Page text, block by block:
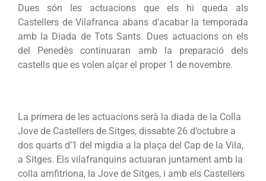
Dues són les actuacions que els hi queda als
Castellers de Vilafranca abans d’acabar la temporada
amb la Diada de Tots Sants. Dues actuacions on els
del Penedès continuaran amb la preparació dels
castells que es volen alçar el proper 1 de novembre.
La primera de les actuacions serà la diada de la Colla
Jove de Castellers de Sitges, dissabte 26 d’octubre a
dos quarts d’1 del migdia a la plaça del Cap de la Vila,
a Sitges. Els vilafranquins actuaran juntament amb la
colla amfitriona, la Jove de Sitges, i amb els Castellers